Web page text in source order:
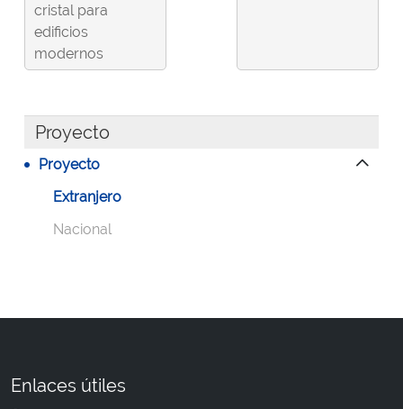
cristal para
edificios
modernos
Proyecto
Proyecto
Extranjero
Nacional
Enlaces útiles